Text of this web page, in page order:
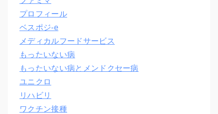
プロフィール
ベスポジ-e
メディカルフードサービス
もったいない病
もったいない病とメンドクセー病
ユニクロ
リハビリ
ワクチン接種